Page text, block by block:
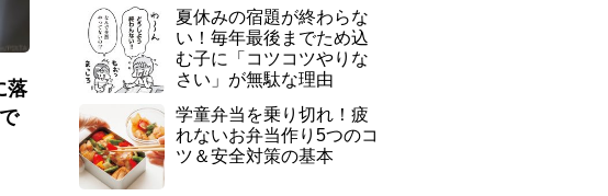
落
夏休みの宿題が終わらな
い！毎年最後までため込
む子に「コツコツやりな
さい」が無駄な理由
学童弁当を乗り切れ！疲
れないお弁当作り5つのコ
ツ＆安全対策の基本